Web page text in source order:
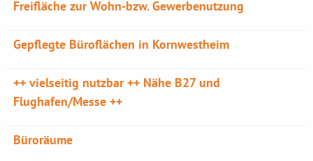
Freifläche zur Wohn-bzw. Gewerbenutzung
Gepflegte Büroflächen in Kornwestheim
++ vielseitig nutzbar ++ Nähe B27 und
Flughafen/Messe ++
Büroräume